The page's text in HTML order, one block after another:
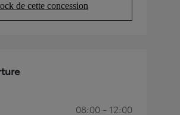
de cette concession
(Opens in new tab)
08:00 - 12:00